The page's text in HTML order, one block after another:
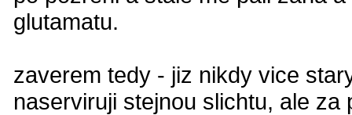
glutamatu.
zaverem tedy - jiz nikdy vice
naserviruji stejnou slichtu, ale za